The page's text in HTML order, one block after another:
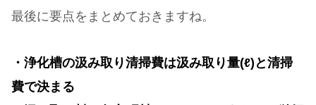
最後に要点をまとめておきますね。
・浄化槽の汲み取り清掃費は汲み取り量(ℓ)と清掃
費で決まる